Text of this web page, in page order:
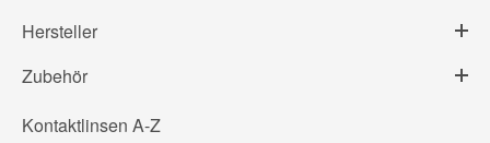
Hersteller
Zubehör
Kontaktlinsen A-Z